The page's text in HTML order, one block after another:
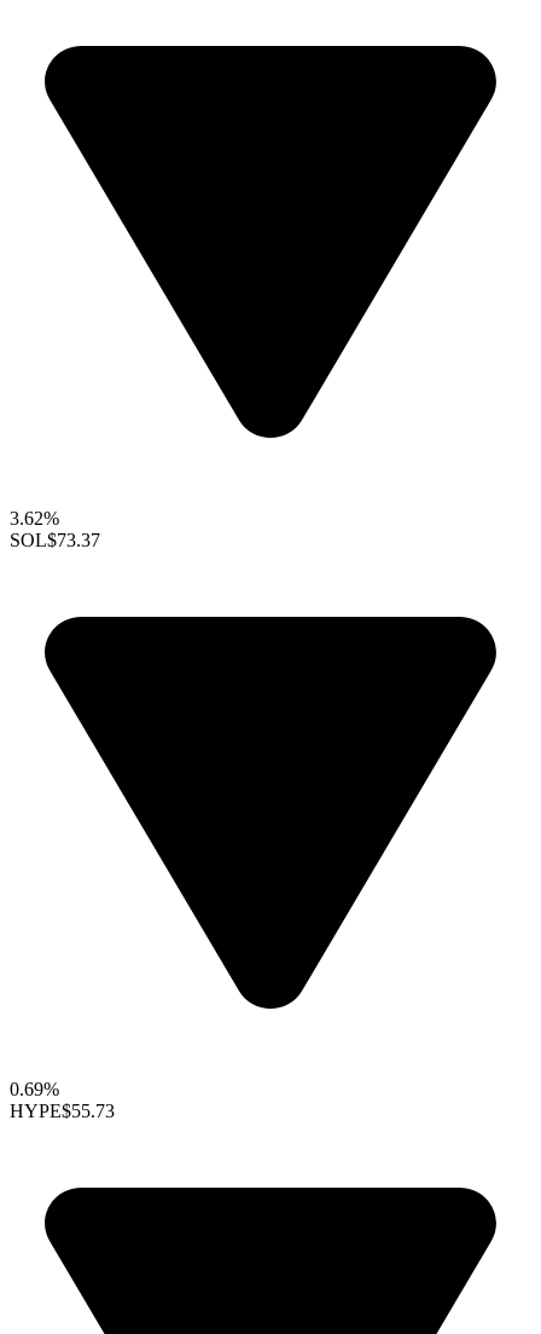
3.62%
SOL$73.37
0.69%
HYPE$55.73